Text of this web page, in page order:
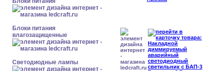
Блоки питания
влагозащищенные
Светодиодные лампы